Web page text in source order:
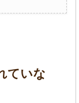
ていな